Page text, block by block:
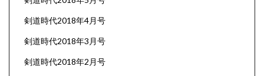
剣道時代2018年4月号
剣道時代2018年3月号
剣道時代2018年2月号